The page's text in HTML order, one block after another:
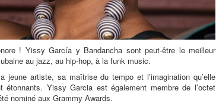
! Yissy García y Bandancha sont peut-être le meilleur
au jazz, au hip-hop, à la funk music.
artiste, sa maîtrise du tempo et l’imagination qu’elle
Yissy Garcia est également membre de l’octet
nominé aux Grammy Awards.